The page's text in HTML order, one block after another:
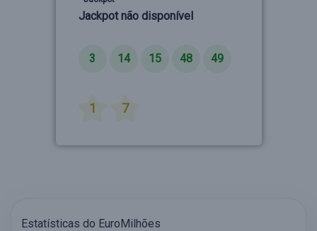
Jackpot não disponível
3 14 15 48 49
1 7
Estatísticas do EuroMilhões